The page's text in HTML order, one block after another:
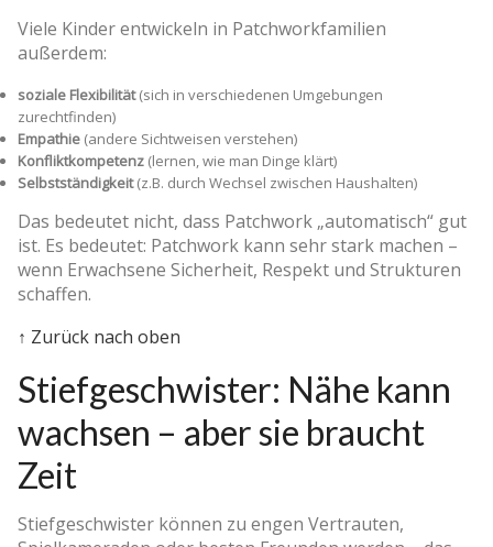
Viele Kinder entwickeln in Patchworkfamilien
außerdem:
soziale Flexibilität(sich in verschiedenen Umgebungen
zurechtfinden)
Empathie (andere Sichtweisen verstehen)
Konfliktkompetenz (lernen, wie man Dinge klärt)
Selbstständigkeit(z.B. durch Wechsel zwischen Haushalten)
Das bedeutet nicht, dass Patchwork „automatisch“ gut
ist. Es bedeutet: Patchwork kann sehr stark machen –
wenn Erwachsene Sicherheit, Respekt und Strukturen
schaffen.
↑ Zurück nach oben
Stiefgeschwister: Nähe kann
wachsen – aber sie braucht
Zeit
Stiefgeschwister können zu engen Vertrauten,